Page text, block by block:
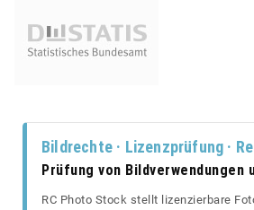
Bildrechte · Lizenzprüfung ·
Prüfung von Bildverwendungen
RC Photo Stock stellt lizenzierbare